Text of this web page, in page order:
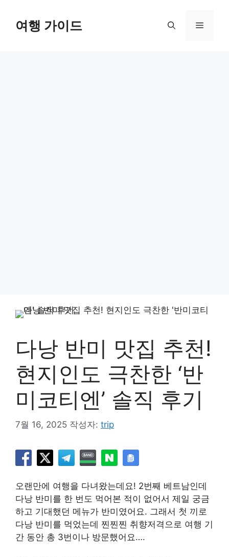
여행 가이드 메
다낭 반미 맛집 추천!
현지인도 극찬한 ‘반
미코티엔’ 솔직 후기
7월 16, 2025 작성자: trip
오랜만에 여행을 다녀왔는데요! 2번째 베트남인데
다낭 반미를 한 번도 먹어본 적이 없어서 제일 궁금
하고 기대했던 메뉴가 반미였어요. 그래서 첫 끼로
다낭 반미를 먹었는데 찐찐찐 취향저격으로 여행 기
간 동안 총 3번이나 방문했어요….